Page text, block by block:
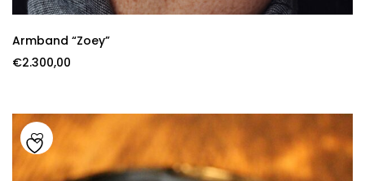
Armband “Zoey”
€2.300,00